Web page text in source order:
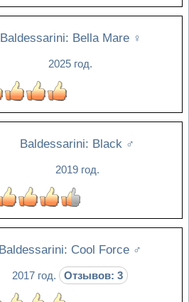
Baldessarini: Bella Mare ♀
2025 год.
Baldessarini: Black ♂
2019 год.
Baldessarini: Cool Force ♂
2017 год. Отзывов: 3